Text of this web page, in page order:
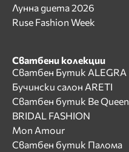
Лунна диета 2026
Ruse Fashion Week
Сватбени колекции
Сватбен Бутик ALEGRA
Бучински салон ARETI
Сватбен бутик Be Queen
BRIDAL FASHION
Mon Amour
Сватбен бутик Палома